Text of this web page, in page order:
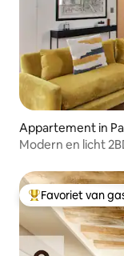
Appartement in
Modern en licht
Topfavoriet van
Favoriet van